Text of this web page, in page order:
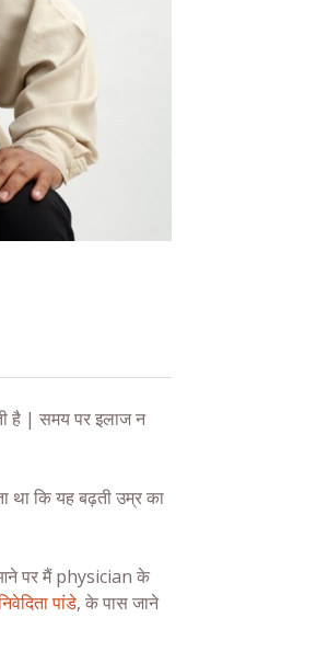
है | समय पर इलाज न
था कि यह बढ़ती उम्र का
आने पर मैं physician के
पांडे, के पास जाने